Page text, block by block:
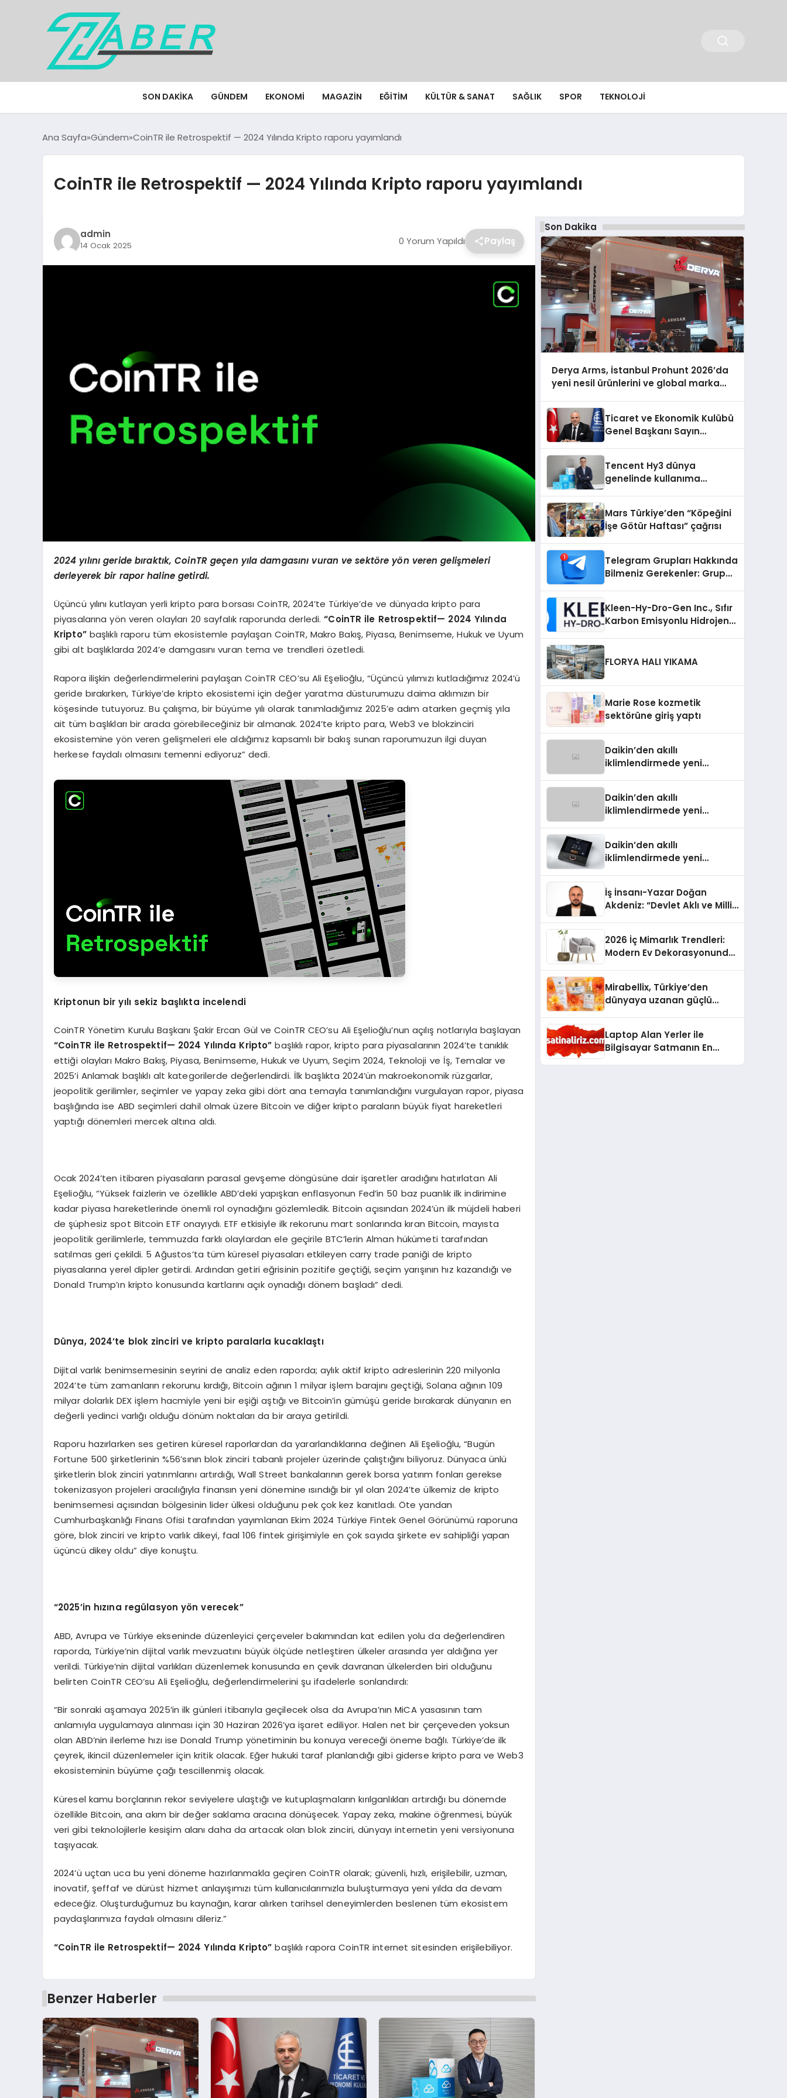
SON DAKIKA GÜNDEM EKONOMI MAGAZIN EĞITIM KÜLTÜR & SANAT SAĞLIK SPOR TEKNOLOJI
Ana Sayfa Gündem CoinTR ile Retrospektif — 2024 Yılında Kripto raporu yayımlandı
CoinTR ile Retrospektif — 2024 Yılında Kripto raporu yayımlandı
admin
14 Ocak 2025 0 Yorum Yapıldı Paylaş
2024 yılınıgeride bıraktık, CoinTR geçen yıla damgasını vuran ve sektöre yön veren gelişmeleri
derleyerek bir rapor haline getirdi.
Üçüncü yılını kutlayan yerli kripto para borsası CoinTR, 2024’te Türkiye’de ve dünyada kripto para
piyasalarına yön veren olayları 20 sayfalık raporunda derledi.“CoinTR ile Retrospektif— 2024 Yılında
Kripto”başlıklı raporu tüm ekosistemle paylaşan CoinTR, Makro Bakış, Piyasa, Benimseme, Hukuk ve Uyum
gibi alt başlıklarda 2024’e damgasını vuran tema ve trendleri özetledi.
Rapora ilişkin değerlendirmelerini paylaşan CoinTR CEO’su Ali Eşelioğlu, “Üçüncü yılımızı kutladığımız 2024’ü
geride bırakırken, Türkiye’de kripto ekosistemi için değer yaratma düsturumuzu daima aklımızın bir
köşesinde tutuyoruz. Bu çalışma, bir büyüme yılı olarak tanımladığımız 2025’e adım atarken geçmiş yıla
ait tüm başlıkları bir arada görebileceğiniz bir almanak. 2024’te kripto para, Web3 ve blokzinciri
ekosistemine yön veren gelişmeleri ele aldığımız kapsamlı bir bakış sunan raporumuzun ilgi duyan
herkese faydalı olmasını temenni ediyoruz” dedi.
Kriptonun bir yılı sekiz başlıkta incelendi
CoinTR Yönetim Kurulu Başkanı Şakir Ercan Gül ve CoinTR CEO’su Ali Eşelioğlu’nun açılış notlarıyla başlayan
“CoinTR ile Retrospektif— 2024 Yılında Kripto” başlıklı rapor, kripto para piyasalarının 2024’te tanıklık
ettiği olayları Makro Bakış, Piyasa, Benimseme, Hukuk ve Uyum, Seçim 2024, Teknoloji ve İş, Temalar ve
2025’i Anlamak başlıklı alt kategorilerde değerlendirdi. İlk başlıkta 2024’ün makroekonomik rüzgarlar,
jeopolitik gerilimler, seçimler ve yapay zeka gibi dört ana temayla tanımlandığını vurgulayan rapor, piyasa
başlığında ise ABD seçimleri dahil olmak üzere Bitcoin ve diğer kripto paraların büyük fiyat hareketleri
yaptığı dönemleri mercek altına aldı.
Ocak 2024’ten itibaren piyasaların parasal gevşeme döngüsüne dair işaretler aradığını hatırlatan Ali
Eşelioğlu, “Yüksek faizlerin ve özellikle ABD’deki yapışkan enflasyonun Fed’in 50 baz puanlık ilk indirimine
kadar piyasa hareketlerinde önemli rol oynadığını gözlemledik. Bitcoin açısından 2024’ün ilk müjdeli haberi
de şüphesiz spot Bitcoin ETF onayıydı. ETF etkisiyle ilk rekorunu mart sonlarında kıran Bitcoin, mayısta
jeopolitik gerilimlerle, temmuzda farklı olaylardan ele geçirile BTC’lerin Alman hükümeti tarafından
satılmas geri çekildi. 5 Ağustos’ta tüm küresel piyasaları etkileyen carry trade paniği de kripto
piyasalarına yerel dipler getirdi. Ardından getiri eğrisinin pozitife geçtiği, seçim yarışının hız kazandığı ve
Donald Trump’ın kripto konusunda kartlarını açık oynadığı dönem başladı” dedi.
Dünya, 2024’te blok zinciri ve kripto paralarla kucaklaştı
Dijital varlık benimsemesinin seyrini de analiz eden raporda; aylık aktif kripto adreslerinin 220 milyonla
2024’te tüm zamanların rekorunu kırdığı, Bitcoin ağının 1 milyar işlem barajını geçtiği, Solana ağının 109
milyar dolarlık DEX işlem hacmiyle yeni bir eşiği aştığı ve Bitcoin’in gümüşü geride bırakarak dünyanın en
değerli yedinci varlığı olduğu dönüm noktaları da bir araya getirildi.
Raporu hazırlarken ses getiren küresel raporlardan da yararlandıklarına değinen Ali Eşelioğlu, “Bugün
Fortune 500 şirketlerinin %56’sının blok zinciri tabanlı projeler üzerinde çalıştığını biliyoruz. Dünyaca ünlü
şirketlerin blok zinciri yatırımlarını artırdığı, Wall Street bankalarının gerek borsa yatırım fonları gerekse
tokenizasyon projeleri aracılığıyla finansın yeni dönemine ısındığı bir yıl olan 2024’te ülkemiz de kripto
benimsemesi açısından bölgesinin lider ülkesi olduğunu pek çok kez kanıtladı. Öte yandan
Cumhurbaşkanlığı Finans Ofisi tarafından yayımlanan Ekim 2024 Türkiye Fintek Genel Görünümü raporuna
göre, blok zinciri ve kripto varlık dikeyi, faal 106 fintek girişimiyle en çok sayıda şirkete ev sahipliği yapan
üçüncü dikey oldu” diye konuştu.
“2025’in hızına regülasyon yön verecek”
ABD, Avrupa ve Türkiye ekseninde düzenleyici çerçeveler bakımından kat edilen yolu da değerlendiren
raporda, Türkiye’nin dijital varlık mevzuatını büyük ölçüde netleştiren ülkeler arasında yer aldığına yer
verildi. Türkiye’nin dijital varlıkları düzenlemek konusunda en çevik davranan ülkelerden biri olduğunu
belirten CoinTR CEO’su Ali Eşelioğlu, değerlendirmelerini şu ifadelerle sonlandırdı:
“Bir sonraki aşamaya 2025’in ilk günleri itibarıyla geçilecek olsa da Avrupa’nın MiCA yasasının tam
anlamıyla uygulamaya alınması için 30 Haziran 2026’ya işaret ediliyor. Halen net bir çerçeveden yoksun
olan ABD’nin ilerleme hızı ise Donald Trump yönetiminin bu konuya vereceği öneme bağlı. Türkiye’de ilk
çeyrek, ikincil düzenlemeler için kritik olacak. Eğer hukuki taraf planlandığı gibi giderse kripto para ve Web3
ekosisteminin büyüme çağı tescillenmiş olacak.
Küresel kamu borçlarının rekor seviyelere ulaştığı ve kutuplaşmaların kırılganlıkları artırdığı bu dönemde
özellikle Bitcoin, ana akım bir değer saklama aracına dönüşecek. Yapay zeka, makine öğrenmesi, büyük
veri gibi teknolojilerle kesişim alanı daha da artacak olan blok zinciri, dünyayı internetin yeni versiyonuna
taşıyacak.
2024’ü uçtan uca bu yeni döneme hazırlanmakla geçiren CoinTR olarak; güvenli, hızlı, erişilebilir, uzman,
inovatif, şeffaf ve dürüst hizmet anlayışımızı tüm kullanıcılarımızla buluşturmaya yeni yılda da devam
edeceğiz. Oluşturduğumuz bu kaynağın, karar alırken tarihsel deneyimlerden beslenen tüm ekosistem
paydaşlarımıza faydalı olmasını dileriz.”
“CoinTR ile Retrospektif— 2024 Yılında Kripto” başlıklı rapora CoinTR internet sitesinden erişilebiliyor.
Benzer Haberler
Son Dakika
Derya Arms, İstanbul Prohunt 2026’da
yeni nesil ürünlerini ve global marka
Ticaret ve Ekonomik Kulübü
Genel Başkanı Sayın
şunları kaydetti:
Tencent Hy3 dünya
genelinde kullanıma
Mars Türkiye’den “Köpeğini
İşe Götür Haftası” çağrısı
Telegram Grupları Hakkında
Bilmeniz Gerekenler: Grup
Kleen-Hy-Dro-Gen Inc., Sıfır
Karbon Emisyonlu Hidrojen
Aldı
FLORYA HALI YIKAMA
Marie Rose kozmetik
sektörüne giriş yaptı
Daikin’den akıllı
iklimlendirmede yeni
Daikin’den akıllı
iklimlendirmede yeni
Daikin’den akıllı
iklimlendirmede yeni
İş İnsanı-Yazar Doğan
Akdeniz: “Devlet Aklı ve Milli
2026 İç Mimarlık Trendleri:
Modern Ev Dekorasyonunda
Mirabellix, Türkiye’den
dünyaya uzanan güçlü
Laptop Alan Yerler ile
Bilgisayar Satmanın En